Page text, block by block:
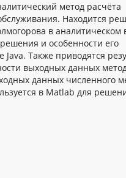
метод расчёта
Находится
в аналитическом
и особенности его
Также приводятся
выходных данных
данных численного
в Matlab для